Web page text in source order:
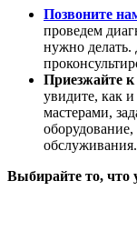
Позвоните
проведем
нужно делать.
Приезжайте
увидите, как
мастерами,
Выбирайте то, что